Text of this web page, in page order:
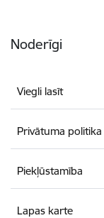
Noderīgi
Viegli lasīt
Privātuma politika
Piekļūstamība
Lapas karte